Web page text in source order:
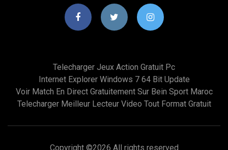
Telecharger Jeux Action Gratuit Pc
Internet Explorer Windows 7 64 Bit Update
Voir Match En Direct Gratuitement Sur Bein Sport Maroc
Telecharger Meilleur Lecteur Video Tout Format Gratuit
Copyright ©2026 All rights reserved